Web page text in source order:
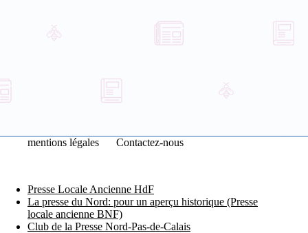
mentions légales Contactez-nous
Presse Locale Ancienne HdF
La presse du Nord: pour un aperçu historique (Presse
locale ancienne BNF)
Club de la Presse Nord-Pas-de-Calais